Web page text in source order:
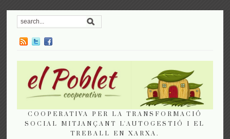
COOPERATIVA PER LA TRANSFORMACIÓ
SOCIAL MITJANÇANT L'AUTOGESTIÓ I EL
TREBALL EN XARXA.